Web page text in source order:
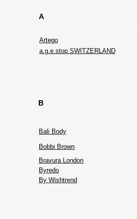
Bali Body
Artego
a.g.e.stop SWITZERLAND
By Wishtrend
Byredo
Bravura London
Bobbi Brown
A
B